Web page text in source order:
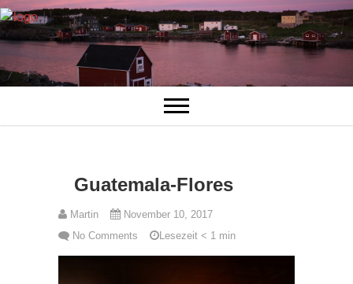
Guatemala-Flores
Martin
November 10, 2017
No Comments
Lesezeit < 1 min